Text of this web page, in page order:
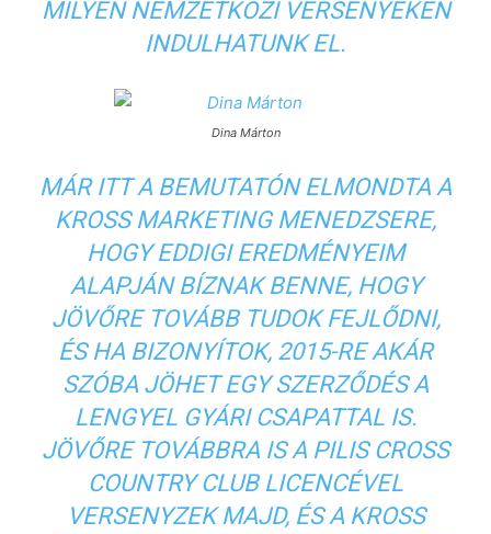
MILYEN NEMZETKÖZI VERSENYEKEN
INDULHATUNK EL.
Dina Márton
MÁR ITT A BEMUTATÓN ELMONDTA A
KROSS MARKETING MENEDZSERE,
HOGY EDDIGI EREDMÉNYEIM
ALAPJÁN BÍZNAK BENNE, HOGY
JÖVŐRE TOVÁBB TUDOK FEJLŐDNI,
ÉS HA BIZONYÍTOK, 2015-RE AKÁR
SZÓBA JÖHET EGY SZERZŐDÉS A
LENGYEL GYÁRI CSAPATTAL IS.
JÖVŐRE TOVÁBBRA IS A PILIS CROSS
COUNTRY CLUB LICENCÉVEL
VERSENYZEK MAJD, ÉS A KROSS